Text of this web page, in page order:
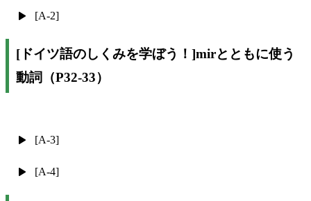
[A-2]
[ドイツ語のしくみを学ぼう！]mirとともに使う
動詞（P32-33）
[A-3]
[A-4]